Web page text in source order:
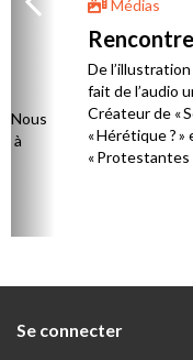
Nous
à
Médias
De
fait de l’audio
Créateur de «
« Hérétique ?
« Protestantes
Se connecter